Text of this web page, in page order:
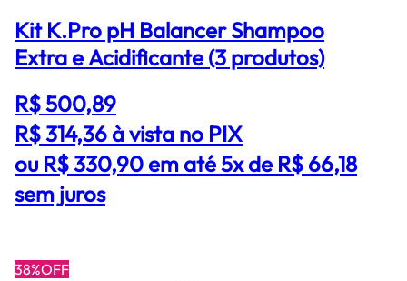
Kit K.Pro pH Balancer Shampoo
Extra e Acidificante (3 produtos)
R$ 500,89
R$ 314,36à vista no PIX
ou R$ 330,90 em até 5x de R$ 66,18
sem juros
38%OFF